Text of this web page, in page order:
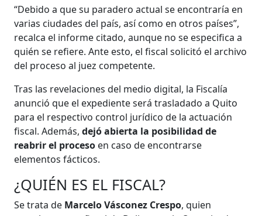
“Debido a que su paradero actual se encontraría en
varias ciudades del país, así como en otros países”,
recalca el informe citado, aunque no se especifica a
quién se refiere. Ante esto, el fiscal solicitó el archivo
del proceso al juez competente.
Tras las revelaciones del medio digital, la Fiscalía
anunció que el expediente será trasladado a Quito
para el respectivo control jurídico de la actuación
fiscal. Además,dejó abierta la posibilidad de
reabrir el proceso en caso de encontrarse
elementos fácticos.
¿QUIÉN ES EL FISCAL?
Se trata de Marcelo Vásconez Crespo, quien